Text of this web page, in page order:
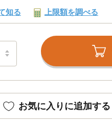
知る 上限額を調べる
お気に入りに追加する